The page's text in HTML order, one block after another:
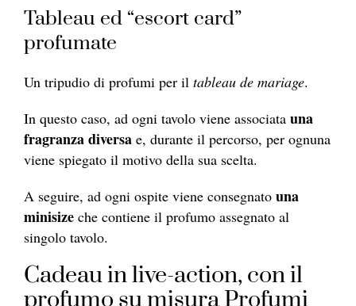
Tableau ed “escort card”
profumate
Un tripudio di profumi per il tableau de mariage.
In questo caso, ad ogni tavolo viene associata una
fragranza diversa e, durante il percorso, per ognuna
viene spiegato il motivo della sua scelta.
A seguire, ad ogni ospite viene consegnato una
minisize che contiene il profumo assegnato al
singolo tavolo.
Cadeau in live-action, con il
profumo su misura Profumi